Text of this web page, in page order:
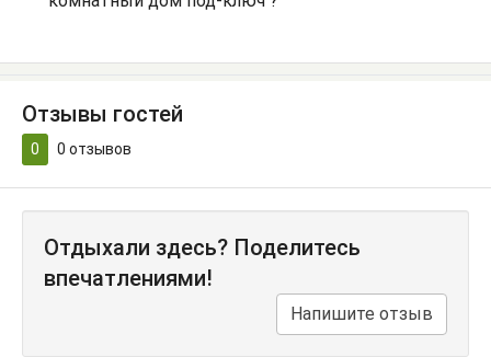
Отзывы гостей
0 0 отзывов
Отдыхали здесь? Поделитесь
впечатлениями!
Напишите отзыв